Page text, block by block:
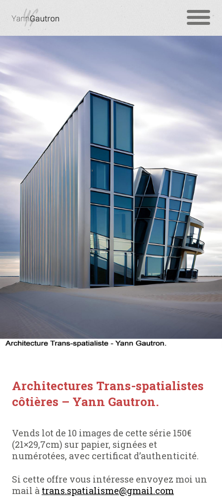
Architectures Trans-spatialistes
côtières – Yann Gautron.
Vends lot de 10 images de cette série 150€
(21×29,7cm) sur papier, signées et
numérotées, avec certificat d’authenticité.
Si cette offre vous intéresse envoyez moi un
mail à trans.spatialisme@gmail.com